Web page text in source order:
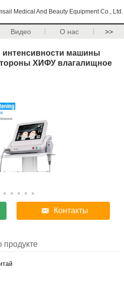
Medical And Beauty Equipment Co., Ltd.
Видео О нас >>
машины
ХИФУ влагалищное
Контакты